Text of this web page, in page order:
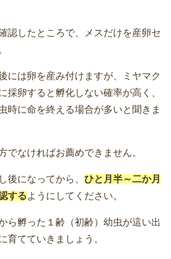
認したところで、メスだけを産卵セ
には卵を産み付けますが、ミヤマク
採卵すると孵化しない確率が高く、
時に命を終える場合が多いと聞きま
でなければお薦めできません。
後になってから、 ひと月半～二か月
するようにしてください。
ら孵った１齢（初齢）幼虫が這い出
育てていきましょう。